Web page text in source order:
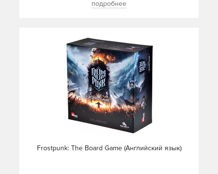
подробнее
Frostpunk: The Board Game (Английский язык)